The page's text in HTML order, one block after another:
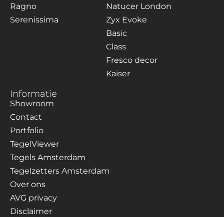
Ragno
Serenissima
Natucer London
Zyx Evoke
Basic
Class
Fresco decor
Kaiser
Informatie
Showroom
Contact
Portfolio
TegelViewer
Tegels Amsterdam
Tegelzetters Amsterdam
Over ons
AVG privacy
Disclaimer